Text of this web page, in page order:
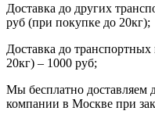
Доставка до других
руб (при покупке до 20кг);
Доставка до
20кг) – 1000 руб;
Мы бесплатно доставляем
компании в Москве при